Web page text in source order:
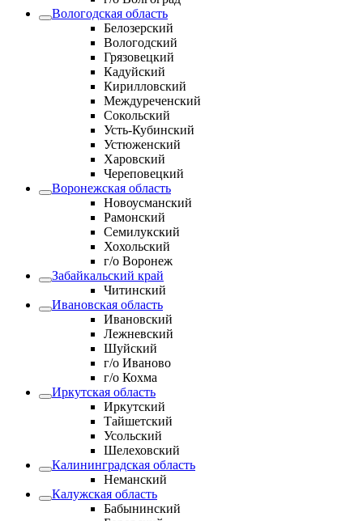
Вологодская область
Белозерский
Вологодский
Грязовецкий
Кадуйский
Кирилловский
Междуреченский
Сокольский
Усть-Кубинский
Устюженский
Харовский
Череповецкий
Воронежская область
Новоусманский
Рамонский
Семилукский
Хохольский
г/о Воронеж
Забайкальский край
Читинский
Ивановская область
Ивановский
Лежневский
Шуйский
г/о Иваново
г/о Кохма
Иркутская область
Иркутский
Тайшетский
Усольский
Шелеховский
Калининградская область
Неманский
Калужская область
Бабынинский